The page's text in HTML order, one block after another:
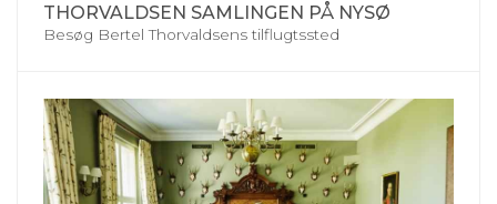
THORVALDSEN SAMLINGEN PÅ NYSØ
Besøg Bertel Thorvaldsens tilflugtssted